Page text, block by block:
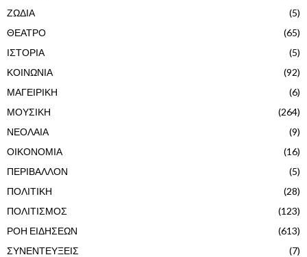
ΖΩΔΙΑ
(5)
ΘΕΑΤΡΟ
(65)
ΙΣΤΟΡΙΑ
(5)
ΚΟΙΝΩΝΙΑ
(92)
ΜΑΓΕΙΡΙΚΗ
(6)
ΜΟΥΣΙΚΗ
(264)
ΝΕΟΛΑΙΑ
(9)
ΟΙΚΟΝΟΜΙΑ
(16)
ΠΕΡΙΒΑΛΛΟΝ
(5)
ΠΟΛΙΤΙΚΗ
(28)
ΠΟΛΙΤΙΣΜΟΣ
(123)
ΡΟΗ ΕΙΔΗΣΕΩΝ
(613)
ΣΥΝΕΝΤΕΥΞΕΙΣ
(7)